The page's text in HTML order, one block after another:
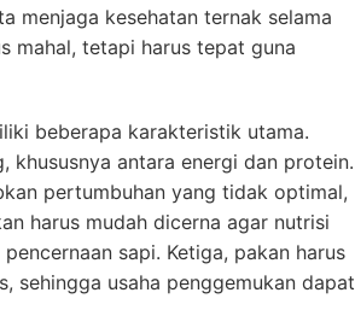
menjaga kesehatan ternak selama
mahal, tetapi harus tepat guna
beberapa karakteristik utama.
khususnya antara energi dan protein.
pertumbuhan yang tidak optimal,
harus mudah dicerna agar nutrisi
sapi. Ketiga, pakan harus
sehingga usaha penggemukan dapat